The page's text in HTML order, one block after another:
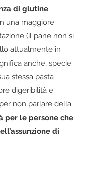
di glutine.
una maggiore
(il pane non si
attualmente in
anche, specie
stessa pasta
digeribilità e
non parlare della
per le persone che
di